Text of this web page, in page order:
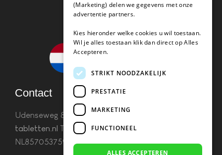
Contact
Udenseweg 8B 5405 PA Udeninfo(@)koffie-
tabletten.nl Tel. 085 782 5578KvK 67529623 Btw:
NL857053759B01
(Marketing) delen we gegevens met onze
advertentie partners.
Kies hieronder welke cookies u wil toestaan.
Wil je alles toestaan klik dan direct op Alles
Accepteren.
STRIKT NOODZAKELIJK
PRESTATIE
MARKETING
FUNCTIONEEL
ALLES ACCEPTEREN